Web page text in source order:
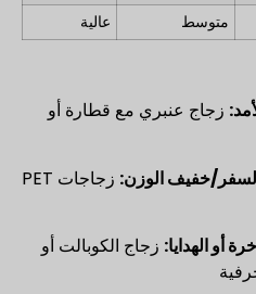
متوسط عالية
زجاج عنبري مع قطارة أو
السفر/خفيف الوزن:
زجاجات PET
أو الهدايا: زجاج الكوبالت أو